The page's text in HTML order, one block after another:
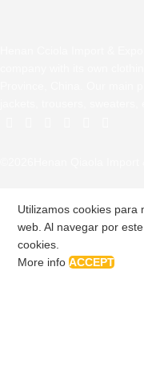
Utilizamos cookies para
web. Al navegar por
cookies.
More infoACCEPT